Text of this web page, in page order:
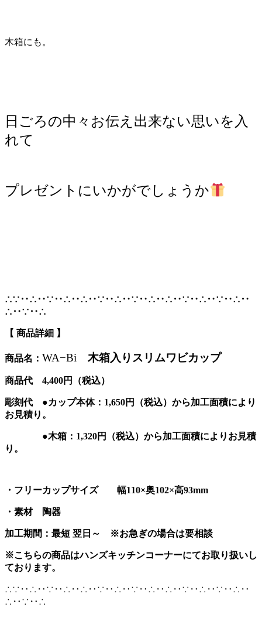
木箱にも。
日ごろの中々お伝え出来ない思いを入
れて
プレゼントにいかがでしょうか
∴∵‥∴‥∵‥∴‥∴‥∵‥∴‥∵‥∴‥∴‥∵‥∴‥∵‥∴‥
∴‥∵‥∴
【 商品詳細 】
商品名： WA−Bi 木箱入りスリムワビカップ
商品代 4,400円（税込）
彫刻代 ●カップ本体：1,650円（税込）から加工面積により
お見積り。
●木箱：1,320円（税込）から加工面積によりお見積
り。
・フリーカップサイズ 幅110×奥102×高93mm
・素材 陶器
加工期間：最短 翌日～ ※お急ぎの場合は要相談
※こちらの商品はハンズキッチンコーナーにてお取り扱いし
ております。
∴∵‥∴‥∵‥∴‥∴‥∵‥∴‥∵‥∴‥∴‥∵‥∴‥∵‥∴‥
∴‥∵‥∴